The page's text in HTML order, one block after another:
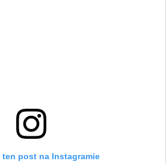
ten post na Instagramie